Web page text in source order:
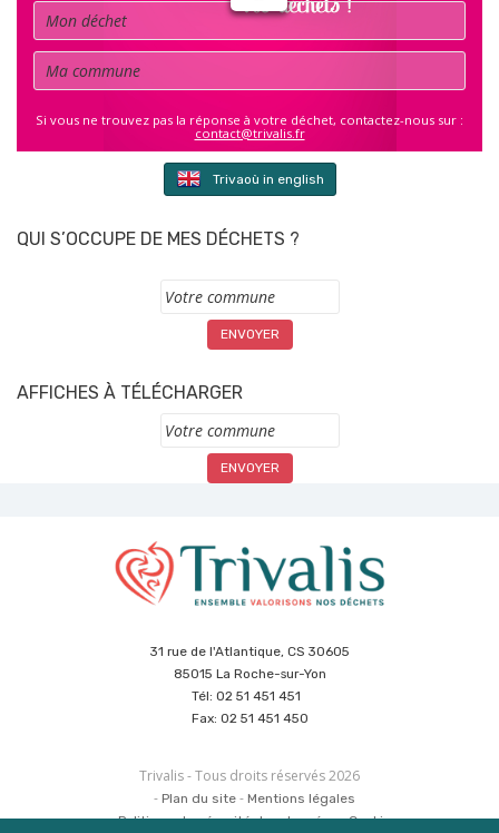
Déchet
Commune
Si vous ne trouvez pas la réponse à votre déchet, contactez-nous sur :
contact@trivalis.fr
Trivaoù in english
QUI S’OCCUPE DE MES DÉCHETS ?
Commune
AFFICHES À TÉLÉCHARGER
Commune
31 rue de l'Atlantique, CS 30605
85015 La Roche-sur-Yon
Tél: 02 51 451 451
Fax: 02 51 451 450
Trivalis - Tous droits réservés 2026
Plan du site
Mentions légales
Politique de sécurité des données
Cookies